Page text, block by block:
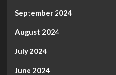
September 2024
August 2024
July 2024
June 2024